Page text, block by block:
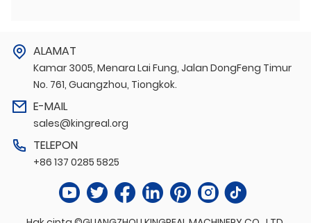
ALAMAT
Kamar 3005, Menara Lai Fung, Jalan DongFeng Timur
No. 761, Guangzhou, Tiongkok.
E-MAIL
sales@kingreal.org
TELEPON
+86 137 0285 5825